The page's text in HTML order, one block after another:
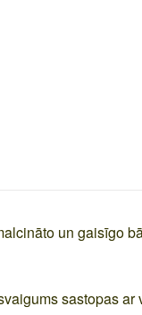
un gaisīgo
sastopas ar